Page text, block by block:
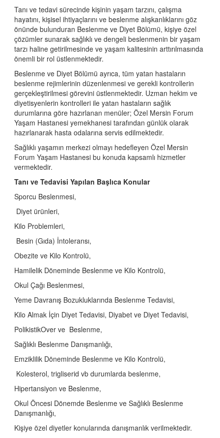
Nöroloji
Ortopedi ve Travmatoloji
Radyoloji
Üroloji
Yeni Doğan Yoğun Bakım Ünitesi
Tanı ve tedavi sürecinde kişinin yaşam tarzını, çalışma
hayatını, kişisel ihtiyaçlarını ve beslenme alışkanlıklarını göz
önünde bulunduran Beslenme ve Diyet Bölümü, kişiye özel
çözümler sunarak sağlıklı ve dengeli beslenmenin bir yaşam
tarzı haline getirilmesinde ve yaşam kalitesinin arttırılmasında
önemli bir rol üstlenmektedir.
Beslenme ve Diyet Bölümü ayrıca, tüm yatan hastaların
beslenme rejimlerinin düzenlenmesi ve gerekli kontrollerin
gerçekleştirilmesi görevini üstlenmektedir. Uzman hekim ve
diyetisyenlerin kontrolleri ile yatan hastaların sağlık
durumlarına göre hazırlanan menüler; Özel Mersin Forum
Yaşam Hastanesi yemekhanesi tarafından günlük olarak
hazırlanarak hasta odalarına servis edilmektedir.
Sağlıklı yaşamın merkezi olmayı hedefleyen Özel Mersin
Forum Yaşam Hastanesi bu konuda kapsamlı hizmetler
vermektedir.
Tanı ve Tedavisi Yapılan Başlıca Konular
Sporcu Beslenmesi,
Diyet ürünleri,
Kilo Problemleri,
Besin (Gıda) İntoleransı,
Obezite ve Kilo Kontrolü,
Hamilelik Döneminde Beslenme ve Kilo Kontrolü,
Okul Çağı Beslenmesi,
Yeme Davranış Bozukluklarında Beslenme Tedavisi,
Kilo Almak İçin Diyet Tedavisi, Diyabet ve Diyet Tedavisi,
PolikistikOver ve Beslenme,
Sağlıklı Beslenme Danışmanlığı,
Emziklilik Döneminde Beslenme ve Kilo Kontrolü,
Kolesterol, trigliserid vb durumlarda beslenme,
Hipertansiyon ve Beslenme,
Okul Öncesi Dönemde Beslenme ve Sağlıklı Beslenme
Danışmanlığı,
Kişiye özel diyetler konularında danışmanlık verilmektedir.